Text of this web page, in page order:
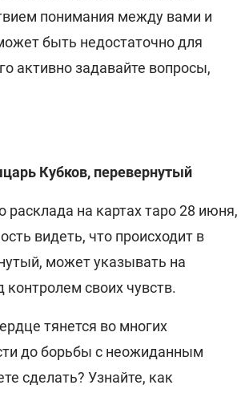
понимания между вами и
быть недостаточно для
активно задавайте вопросы,
Кубков, перевернутый
на картах таро 28 июня,
видеть, что происходит в
может указывать на
контролем своих чувств.
тянется во многих
до борьбы с неожиданным
сделать? Узнайте, как